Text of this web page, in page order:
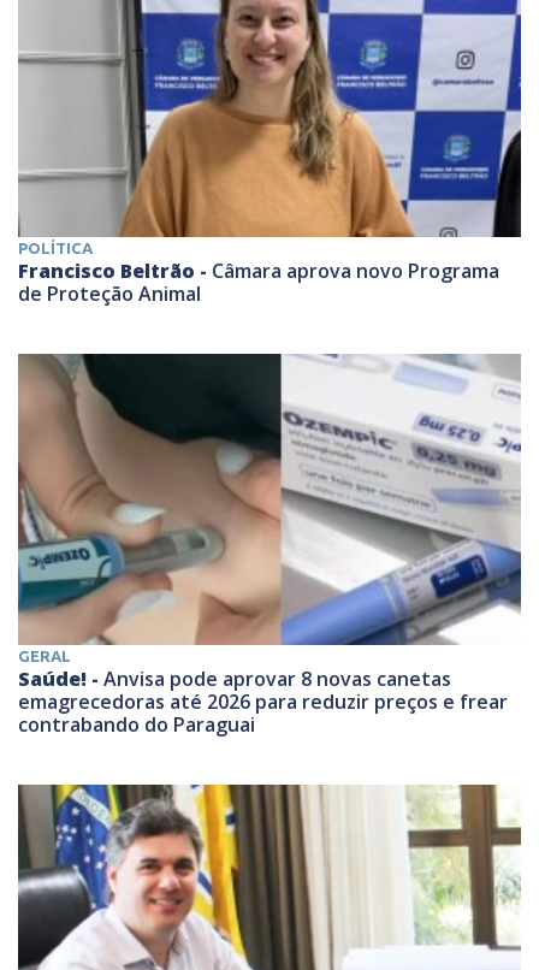
POLÍTICA
Francisco Beltrão - Câmara aprova novo Programa
de Proteção Animal
GERAL
Saúde! - Anvisa pode aprovar 8 novas canetas
emagrecedoras até 2026 para reduzir preços e frear
contrabando do Paraguai